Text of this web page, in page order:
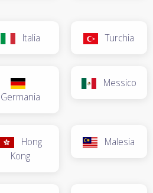
Italia Turchia
Germania
Messico
Hong
Kong
Malesia